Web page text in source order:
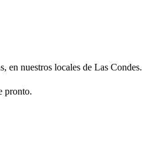
en nuestros locales de Las Condes.
pronto.